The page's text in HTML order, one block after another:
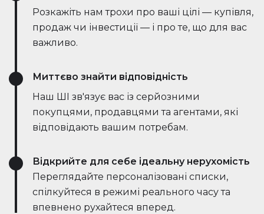
Розкажіть нам трохи про ваші цілі — купівля,
продаж чи інвестиції — і про те, що для вас
важливо.
Миттєво знайти відповідність
Наш ШІ зв'язує вас із серйозними
покупцями, продавцями та агентами, які
відповідають вашим потребам.
Відкрийте для себе ідеальну нерухомість
Переглядайте персоналізовані списки,
спілкуйтеся в режимі реального часу та
впевнено рухайтеся вперед.